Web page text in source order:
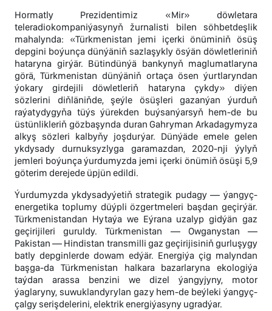
Hormatly Prezidentimiz «Mir» döwletara
teleradiokompaniýasynyň žurnalisti bilen söhbetdeşlik
mahalynda: «Türkmenistan jemi içerki önüminiň ösüş
depgini boýunça dünýäniň sazlaşykly ösýän döwletleriniň
hataryna girýär. Bütindünýä bankynyň maglumatlaryna
görä, Türkmenistan dünýäniň ortaça ösen ýurtlaryndan
ýokary girdejili döwletleriň hataryna çykdy» diýen
sözlerini diňläniňde, şeýle ösüşleri gazanýan ýurduň
raýatydygyňa tüýs ýürekden buýsanýarsyň hem-de bu
üstünlikleriň gözbaşynda duran Gahryman Arkadagymyza
alkyş sözleri kalbyňy joşdurýar. Dünýäde emele gelen
ykdysady durnuksyzlyga garamazdan, 2020-nji ýylyň
jemleri boýunça ýurdumyzda jemi içerki önümiň ösüşi 5,9
göterim derejede üpjün edildi.
Ýurdumyzda ykdysadyýetiň strategik pudagy — ýangyç-
energetika toplumy düýpli özgertmeleri başdan geçirýär.
Türkmenistandan Hytaýa we Eýrana uzalyp gidýän gaz
geçirijileri guruldy. Türkmenistan — Owganystan —
Pakistan — Hindistan transmilli gaz geçirijisiniň gurluşygy
batly depginlerde dowam edýär. Energiýa çig malyndan
başga-da Türkmenistan halkara bazarlaryna ekologiýa
taýdan arassa benzini we dizel ýangyjyny, motor
ýaglaryny, suwuklandyrylan gazy hem-de beýleki ýangyç-
çalgy serişdelerini, elektrik energiýasyny ugradýar.